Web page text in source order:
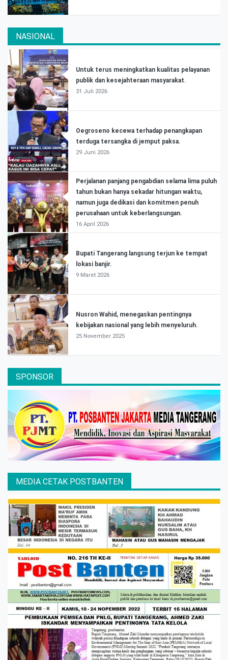
NASIONAL
Untuk terus meningkatkan kualitas pelayanan
publik dan kesejahteraan masyarakat.
31 Juli 2026
Oegroseno kecewa terhadap penangkapan
terduga tersangka di jemput paksa.
29 Juni 2026
Perjalanan panjang pengabdian selama lima puluh
tahun bukan hanya sekadar hitungan waktu,
namun juga dedikasi dan komitmen penuh
perusahaan untuk keberlangsungan.
16 April 2026
Bupati Tangerang langsung terjun ke tempat
lokasi banjir.
9 Maret 2026
Nusron Wahid, menegaskan pentingnya
kebijakan nasional yang lebih menyeluruh.
25 November 2025
SPONSOR
MEDIA CETAK POSTBANTEN